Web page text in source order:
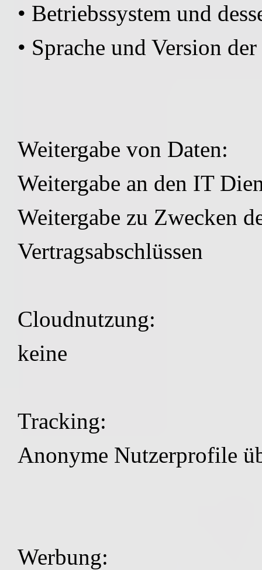
• Betriebssystem und
• Sprache und Version
Weitergabe von Daten:
Weitergabe an den IT
Weitergabe zu Zwecken
Vertragsabschlüssen
Cloudnutzung:
keine
Tracking:
Anonyme Nutzerprofile
Werbung: